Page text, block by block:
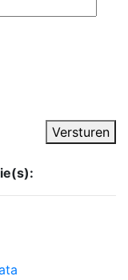
Versturen